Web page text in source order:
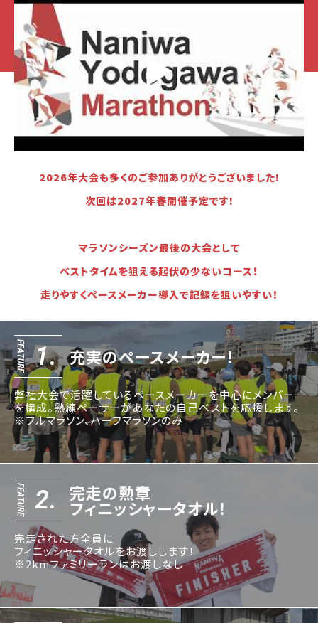
▶
2026年大会も多くのご参加ありがとうございました!
次回は2027年春開催予定です!
マラソンシーズン最後の大会として
ベストタイムを狙える起伏の少ないコース！
走りやすくペースメーカー導入で記録を狙いやすい！
1. 充実のペースメーカー！
弊社大会で活躍しているペースメーカーを中心にメンバー
を構成。熟練ペーサーがあなたの自己ベストを応援します。
※フルマラソン、ハーフマラソンのみ
2. 完走の勲章
フィニッシャータオル！
完走された方全員に
フィニッシャータオルをお渡しします！
※2kmファミリーランはお渡しなし